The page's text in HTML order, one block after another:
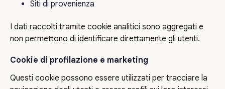
Siti di provenienza
I dati raccolti tramite cookie analitici sono aggregati e
non permettono di identificare direttamente gli utenti.
Cookie di profilazione e marketing
Questi cookie possono essere utilizzati per tracciare la